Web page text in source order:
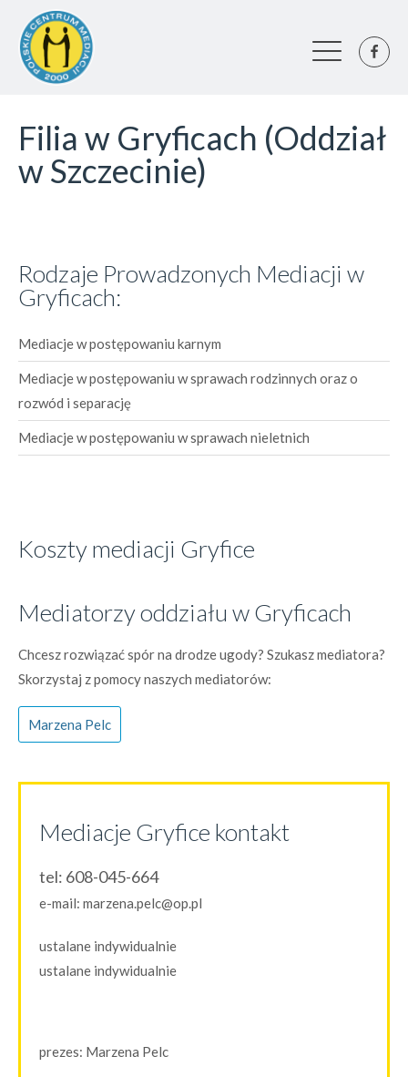
Filia w Gryficach (Oddział
w Szczecinie)
Rodzaje Prowadzonych Mediacji w
Gryficach:
Mediacje w postępowaniu karnym
Mediacje w postępowaniu w sprawach rodzinnych oraz o
rozwód i separację
Mediacje w postępowaniu w sprawach nieletnich
Koszty mediacji Gryfice
Mediatorzy oddziału w Gryficach
Chcesz rozwiązać spór na drodze ugody? Szukasz mediatora?
Skorzystaj z pomocy naszych mediatorów:
Marzena Pelc
Mediacje Gryfice kontakt
tel: 608-045-664
e-mail: marzena.pelc@op.pl
ustalane indywidualnie
ustalane indywidualnie
prezes: Marzena Pelc